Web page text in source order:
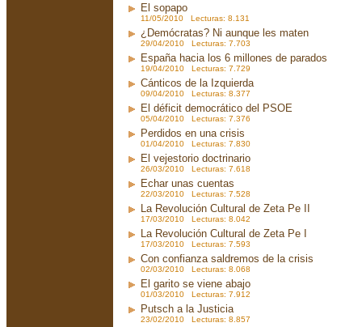
El sopapo
11/05/2010 Lecturas: 8.131
¿Demócratas? Ni aunque les maten
29/04/2010 Lecturas: 7.703
España hacia los 6 millones de parados
19/04/2010 Lecturas: 7.729
Cánticos de la Izquierda
09/04/2010 Lecturas: 8.377
El déficit democrático del PSOE
05/04/2010 Lecturas: 7.376
Perdidos en una crisis
01/04/2010 Lecturas: 7.830
El vejestorio doctrinario
26/03/2010 Lecturas: 7.618
Echar unas cuentas
22/03/2010 Lecturas: 7.528
La Revolución Cultural de Zeta Pe II
17/03/2010 Lecturas: 8.042
La Revolución Cultural de Zeta Pe I
17/03/2010 Lecturas: 7.593
Con confianza saldremos de la crisis
02/03/2010 Lecturas: 8.068
El garito se viene abajo
01/03/2010 Lecturas: 7.912
Putsch a la Justicia
23/02/2010 Lecturas: 8.857